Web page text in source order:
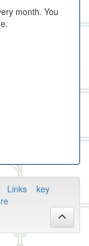
month. You
Links
key